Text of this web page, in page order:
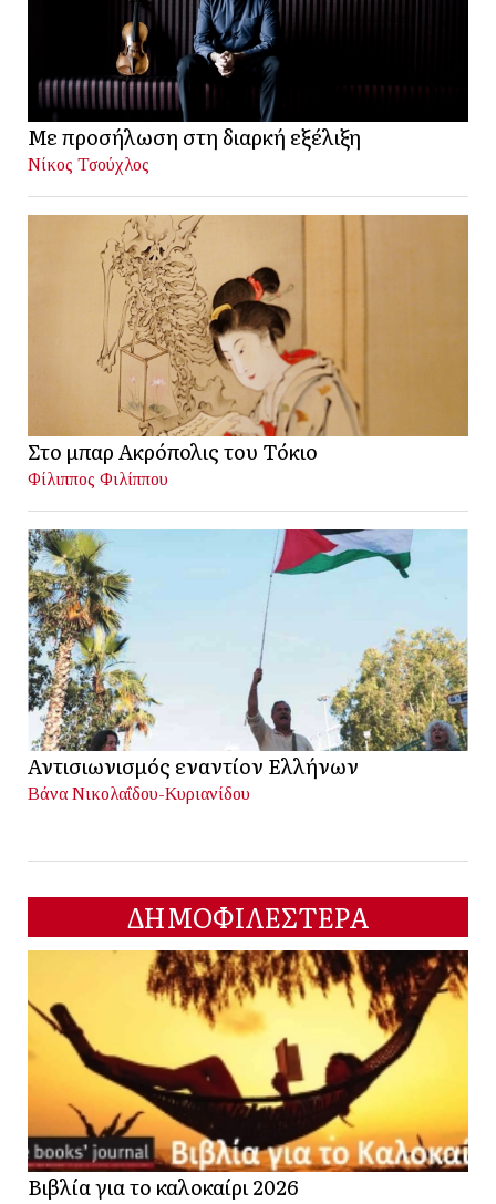
Με προσήλωση στη διαρκή εξέλιξη
Νίκος Τσούχλος
Στο μπαρ Ακρόπολις του Τόκιο
Φίλιππος Φιλίππου
Αντισιωνισμός εναντίον Ελλήνων
Βάνα Νικολαΐδου-Κυριανίδου
ΔΗΜΟΦΙΛΕΣΤΕΡΑ
Βιβλία για το καλοκαίρι 2026